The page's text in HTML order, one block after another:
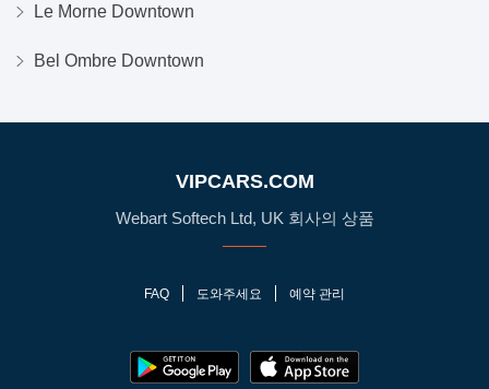
Le Morne Downtown
Bel Ombre Downtown
VIPCARS.COM
Webart Softech Ltd, UK 회사의 상품
FAQ 도와주세요 예약 관리